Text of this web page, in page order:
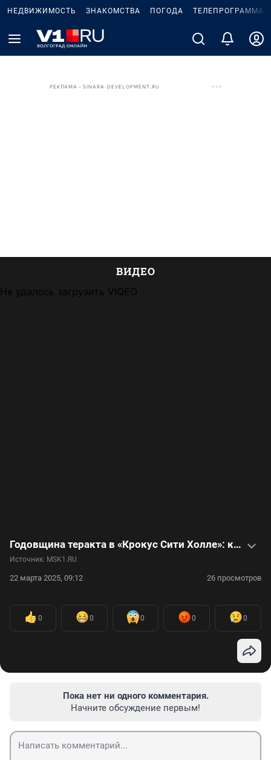
НЕДВИЖИМОСТЬ ЗНАКОМСТВА ПОГОДА ТЕЛЕПРОГРАММА
РЕКЛАМА • SINARA-DEVELOPMENT.RU
ВИДЕО
Не удалось загрузить VIQEO
Годовщина теракта в «Крокус Сити Холле»: как это было
Источник: MSK1.RU
22 марта 2025, 09:12 26 просмотров
0 0 0 0 0
Пока нет ни одного комментария.
Начните обсуждение первым!